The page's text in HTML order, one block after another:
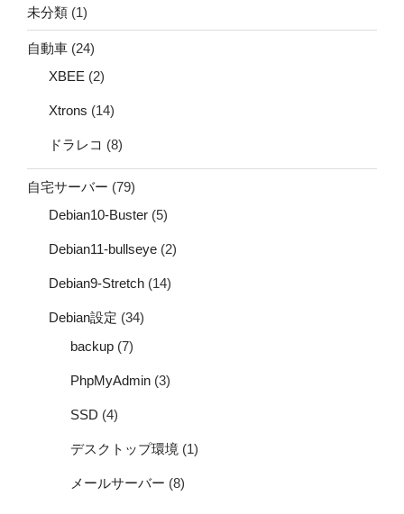
未分類 (1)
自動車 (24)
XBEE (2)
Xtrons (14)
ドラレコ (8)
自宅サーバー (79)
Debian10-Buster (5)
Debian11-bullseye (2)
Debian9-Stretch (14)
Debian設定 (34)
backup (7)
PhpMyAdmin (3)
SSD (4)
デスクトップ環境 (1)
メールサーバー (8)